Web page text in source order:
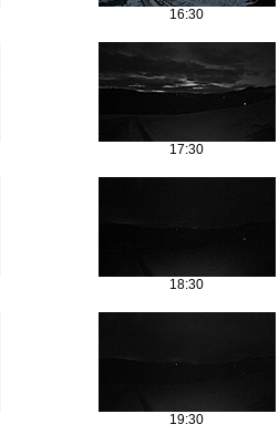
16:30
17:30
18:30
19:30